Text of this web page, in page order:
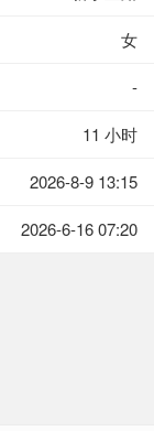
女
-
11 小时
2026-8-9 13:15
2026-6-16 07:20